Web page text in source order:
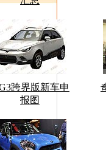
跨界版新车申
报图